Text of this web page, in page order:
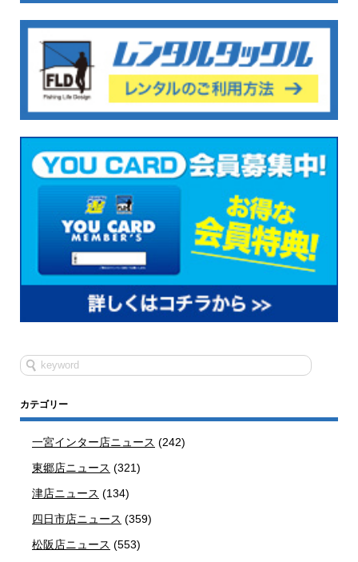
カテゴリー
一宮インター店ニュース (242)
東郷店ニュース (321)
津店ニュース (134)
四日市店ニュース (359)
松阪店ニュース (553)